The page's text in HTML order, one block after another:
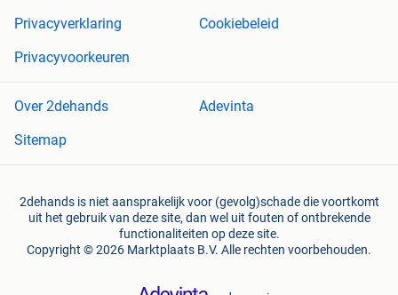
Privacyverklaring
Cookiebeleid
Privacyvoorkeuren
Over 2dehands
Adevinta
Sitemap
2dehands is niet aansprakelijk voor (gevolg)schade die voortkomt
uit het gebruik van deze site, dan wel uit fouten of ontbrekende
functionaliteiten op deze site.
Copyright © 2026 Marktplaats B.V. Alle rechten voorbehouden.